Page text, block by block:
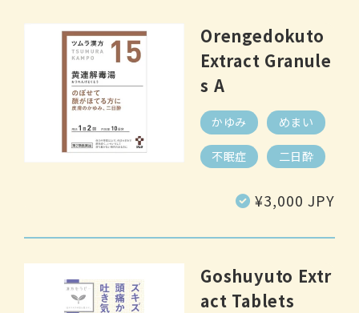
Orengedokuto
Extract Granule
s A
かゆみ めまい
不眠症 二日酔
Regular
¥3,000 JPY
Goshuyuto Extr
act Tablets